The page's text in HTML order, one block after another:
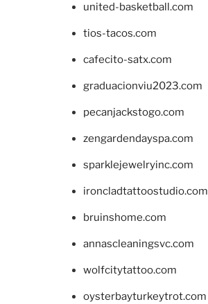
united-basketball.com
tios-tacos.com
cafecito-satx.com
graduacionviu2023.com
pecanjackstogo.com
zengardendayspa.com
sparklejewelryinc.com
ironcladtattoostudio.com
bruinshome.com
annascleaningsvc.com
wolfcitytattoo.com
oysterbayturkeytrot.com